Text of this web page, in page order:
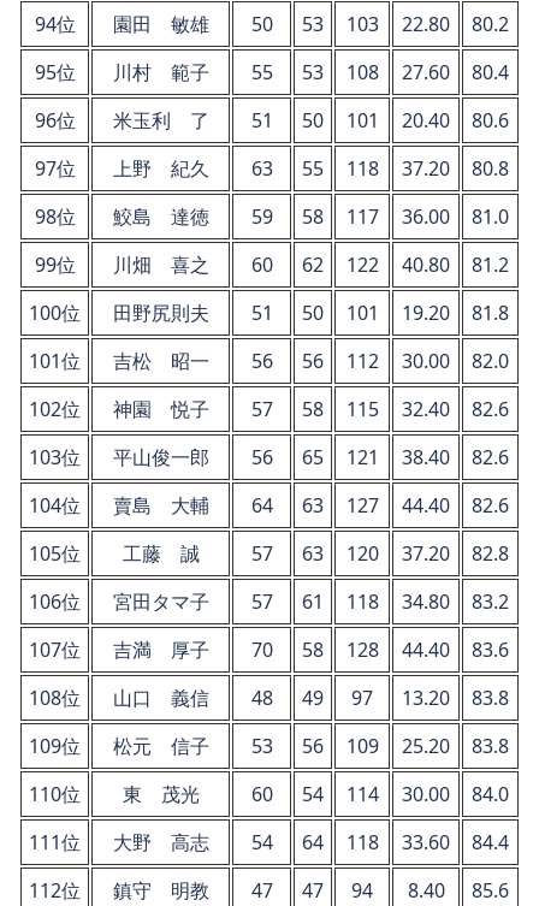
94位
園田 敏雄 50 53 103 22.80
80.2
95位
川村 範子 55 53 108 27.60
80.4
96位
米玉利 了 51 50 101 20.40
80.6
97位
上野 紀久 63 55 118 37.20
80.8
98位
鮫島 達徳 59 58 117 36.00
81.0
99位
川畑 喜之 60 62 122 40.80
81.2
100位
田野尻則夫 51 50 101 19.20
81.8
101位
吉松 昭一 56 56 112 30.00
82.0
102位
神園 悦子 57 58 115 32.40
82.6
103位
平山俊一郎 56 65 121 38.40
82.6
104位
賣島 大輔 64 63 127 44.40
82.6
105位
工藤 誠 57 63 120 37.20
82.8
106位
宮田タマ子 57 61 118 34.80
83.2
107位
吉満 厚子 70 58 128 44.40
83.6
108位
山口 義信 48 49 97 13.20
83.8
109位
松元 信子 53 56 109 25.20
83.8
110位
東 茂光 60 54 114 30.00
84.0
111位
大野 高志 54 64 118 33.60
84.4
112位
鎮守 明教 47 47 94 8.40
85.6